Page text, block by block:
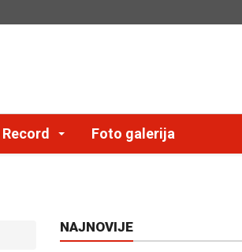
Foto galerija
NAJNOVIJE